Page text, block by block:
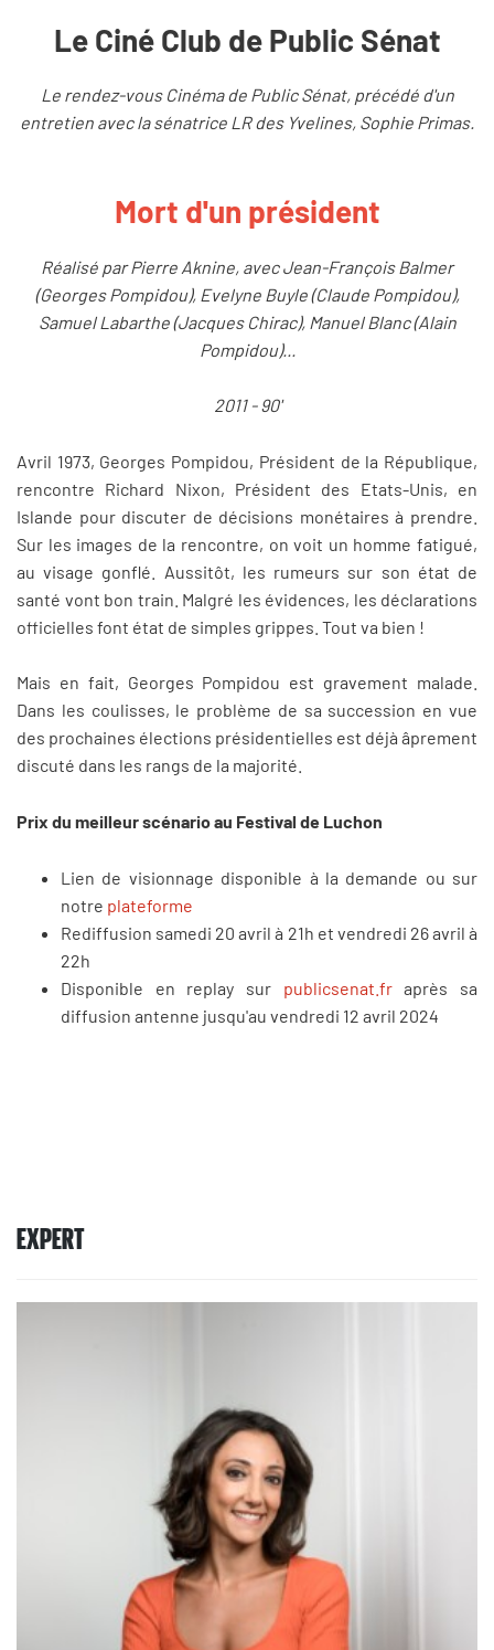
Le Ciné Club de Public Sénat
Le rendez-vous Cinéma de Public Sénat, précédé d'un
entretien avec la sénatrice LR des Yvelines, Sophie Primas.
Mort d'un président
Réalisé par Pierre Aknine, avec Jean-François Balmer
(Georges Pompidou), Evelyne Buyle (Claude Pompidou),
Samuel Labarthe (Jacques Chirac), Manuel Blanc (Alain
Pompidou)...
2011 - 90'
Avril 1973, Georges Pompidou, Président de la République,
rencontre Richard Nixon, Président des Etats-Unis, en
Islande pour discuter de décisions monétaires à prendre.
Sur les images de la rencontre, on voit un homme fatigué,
au visage gonflé. Aussitôt, les rumeurs sur son état de
santé vont bon train. Malgré les évidences, les déclarations
officielles font état de simples grippes. Tout va bien !
Mais en fait, Georges Pompidou est gravement malade.
Dans les coulisses, le problème de sa succession en vue
des prochaines élections présidentielles est déjà âprement
discuté dans les rangs de la majorité.
Prix du meilleur scénario au Festival de Luchon
Lien de visionnage disponible à la demande ou sur
notre plateforme
Rediffusion samedi 20 avril à 21h et vendredi 26 avril à
22h
Disponible en replay sur publicsenat.fraprès sa
diffusion antenne jusqu'au vendredi 12 avril 2024
EXPERT